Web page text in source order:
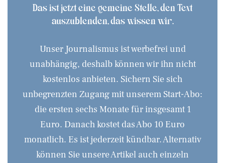
Das ist jetzt eine gemeine Stelle, den Text
auszublenden, das wissen wir.
Unser Journalismus ist werbefrei und
unabhängig, deshalb können wir ihn nicht
kostenlos anbieten. Sichern Sie sich
unbegrenzten Zugang mit unserem Start-Abo:
die ersten sechs Monate für insgesamt 1
Euro. Danach kostet das Abo 10 Euro
monatlich. Es ist jederzeit kündbar. Alternativ
können Sie unsere Artikel auch einzeln